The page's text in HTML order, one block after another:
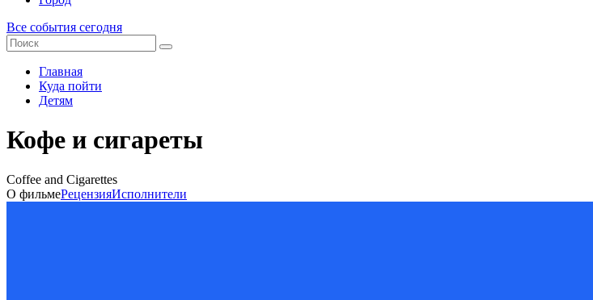
Все события сегодня
Главная
Куда пойти
Детям
Кофе и сигареты
Coffee and Cigarettes
О фильмеРецензияИсполнители